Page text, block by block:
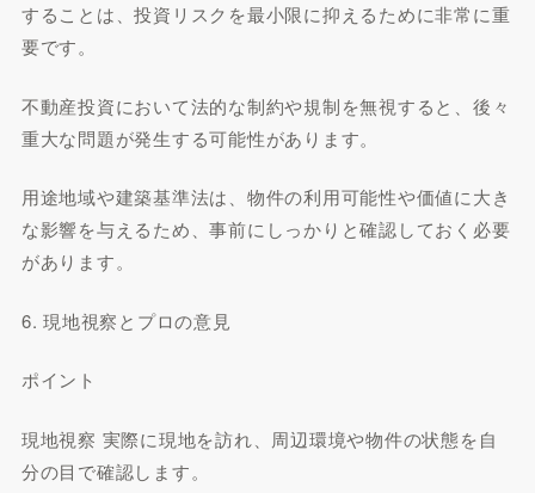
することは、投資リスクを最小限に抑えるために非常に重
要です。
不動産投資において法的な制約や規制を無視すると、後々
重大な問題が発生する可能性があります。
用途地域や建築基準法は、物件の利用可能性や価値に大き
な影響を与えるため、事前にしっかりと確認しておく必要
があります。
6. 現地視察とプロの意見
ポイント
現地視察 実際に現地を訪れ、周辺環境や物件の状態を自
分の目で確認します。